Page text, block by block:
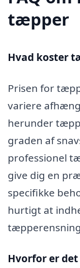
tæpper
Hvad koster
Prisen for
variere
herunder
graden af
professionel
give dig en
specifikke
hurtigt at
Hvorfor er